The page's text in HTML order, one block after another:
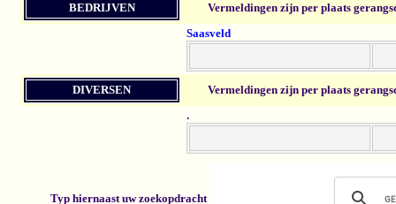
BEDRIJVEN
Vermeldingen zijn per plaats
Saasveld
DIVERSEN
Vermeldingen zijn per plaats
.
Typ hiernaast uw zoekopdracht